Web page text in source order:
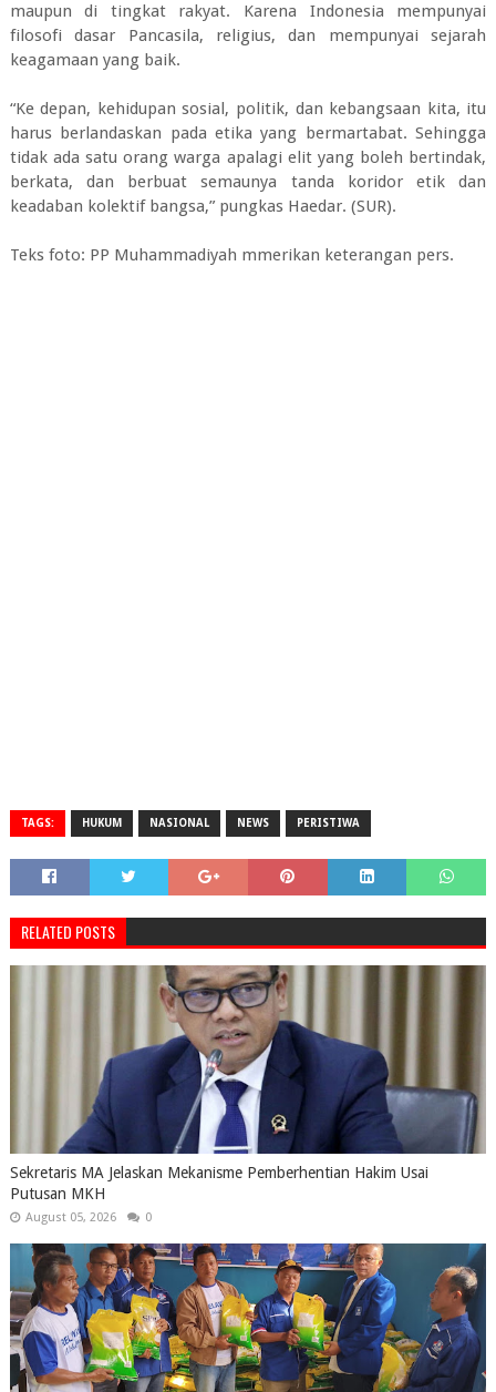
maupun di tingkat rakyat. Karena Indonesia mempunyai
filosofi dasar Pancasila, religius, dan mempunyai sejarah
keagamaan yang baik.
“Ke depan, kehidupan sosial, politik, dan kebangsaan kita, itu
harus berlandaskan pada etika yang bermartabat. Sehingga
tidak ada satu orang warga apalagi elit yang boleh bertindak,
berkata, dan berbuat semaunya tanda koridor etik dan
keadaban kolektif bangsa,” pungkas Haedar. (SUR).
Teks foto: PP Muhammadiyah mmerikan keterangan pers.
TAGS: HUKUM NASIONAL NEWS PERISTIWA
RELATED POSTS
Sekretaris MA Jelaskan Mekanisme Pemberhentian Hakim Usai
Putusan MKH
August 05, 2026 0